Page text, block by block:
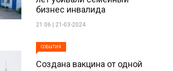
бизнес инвалида
21:06 | 21-03-2024
СОБЫТИЯ
Создана вакцина от одной